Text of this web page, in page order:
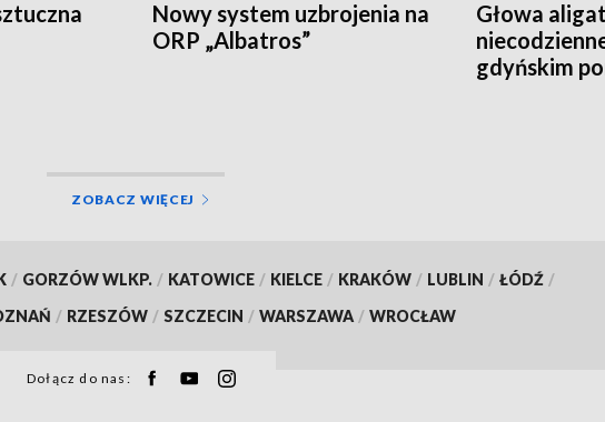
Nowy system uzbrojenia na
ORP „Albatros”
Głowa
gdyńskim
ZOBACZ WIĘCEJ
/ GORZÓW WLKP. / KATOWICE / KIELCE / KRAKÓW / LUBLIN / ŁÓDŹ /
/ RZESZÓW / SZCZECIN / WARSZAWA / WROCŁAW
Dołącz do nas: